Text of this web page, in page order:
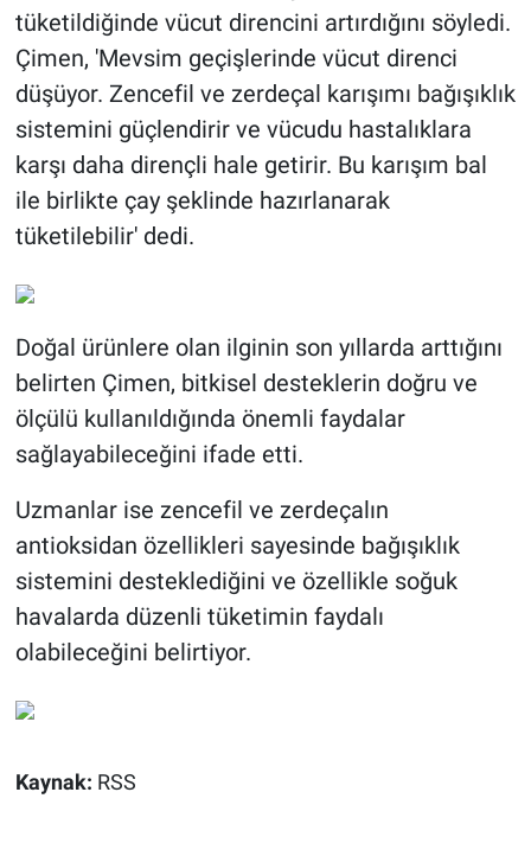
tüketildiğinde vücut direncini artırdığını söyledi.
Çimen, 'Mevsim geçişlerinde vücut direnci
düşüyor. Zencefil ve zerdeçal karışımı bağışıklık
sistemini güçlendirir ve vücudu hastalıklara
karşı daha dirençli hale getirir. Bu karışım bal
ile birlikte çay şeklinde hazırlanarak
tüketilebilir' dedi.
Doğal ürünlere olan ilginin son yıllarda arttığını
belirten Çimen, bitkisel desteklerin doğru ve
ölçülü kullanıldığında önemli faydalar
sağlayabileceğini ifade etti.
Uzmanlar ise zencefil ve zerdeçalın
antioksidan özellikleri sayesinde bağışıklık
sistemini desteklediğini ve özellikle soğuk
havalarda düzenli tüketimin faydalı
olabileceğini belirtiyor.
Kaynak: RSS